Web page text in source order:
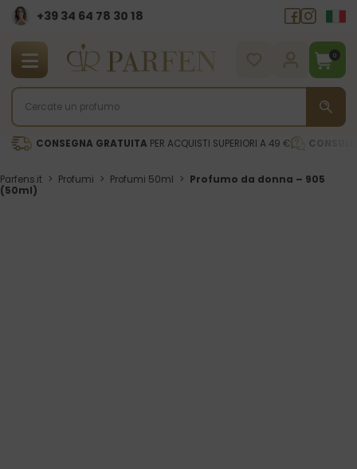
+39 34 64 78 30 18
0
CONSEGNA GRATUITA PER ACQUISTI SUPERIORI A 49 €
Parfens.it > Profumi > Profumi 50ml > Profumo da donna – 905
(50ml)